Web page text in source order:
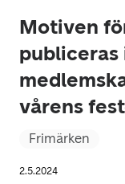
Motiven
publiceras
vårens
Frimärken
2.5.2024